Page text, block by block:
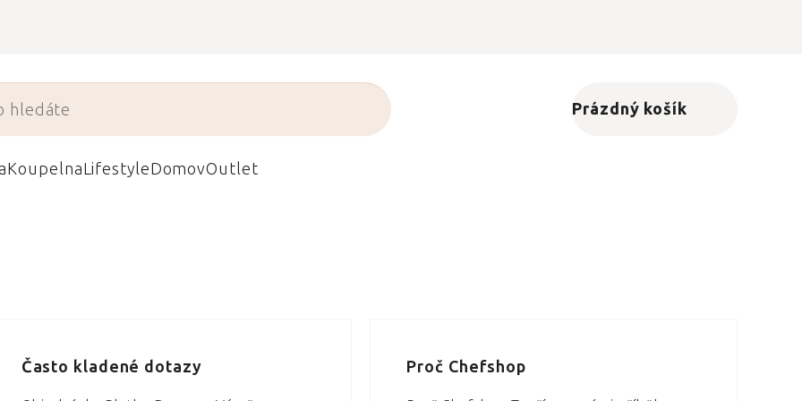
Nákupní košík
Prázdný košík
KoupelnaLifestyleDomovOutlet
Často kladené dotazy Proč Chefshop